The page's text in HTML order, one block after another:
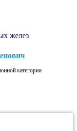
категории